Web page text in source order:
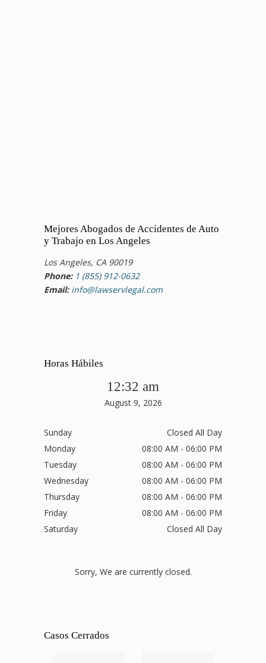
Mejores Abogados de Accidentes de Auto
y Trabajo en Los Angeles
Los Angeles, CA 90019
Phone: 1 (855) 912-0632
Email: info@lawservlegal.com
Horas Hábiles
12:32 am
August 9, 2026
Sunday
Closed All Day
Monday
08:00 AM - 06:00 PM
Tuesday
08:00 AM - 06:00 PM
Wednesday
08:00 AM - 06:00 PM
Thursday
08:00 AM - 06:00 PM
Friday
08:00 AM - 06:00 PM
Saturday
Closed All Day
Sorry, We are currently closed.
Casos Cerrados